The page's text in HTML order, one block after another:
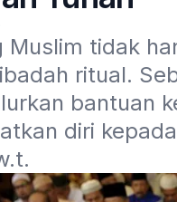
Muslim tidak
ritual.
bantuan
diri